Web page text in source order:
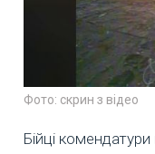
Фото: скрин з відео
Бійці